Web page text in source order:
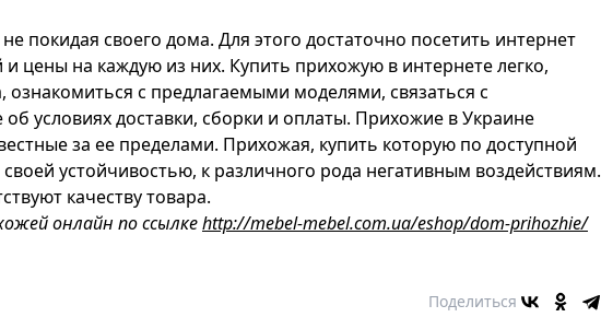
покидая своего дома. Для этого достаточно посетить интернет
и цены на каждую из них. Купить прихожую в интернете легко,
ознакомиться с предлагаемыми моделями, связаться с
об условиях доставки, сборки и оплаты. Прихожие в Украине
за ее пределами. Прихожая, купить которую по доступной
устойчивостью, к различного рода негативным воздействиям.
качеству товара.
онлайн по ссылкеhttp://mebel-mebel.com.ua/eshop/dom-prihozhie/
Поделиться